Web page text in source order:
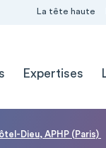
La tête haute
Expertises
Dieu, APHP (Paris)